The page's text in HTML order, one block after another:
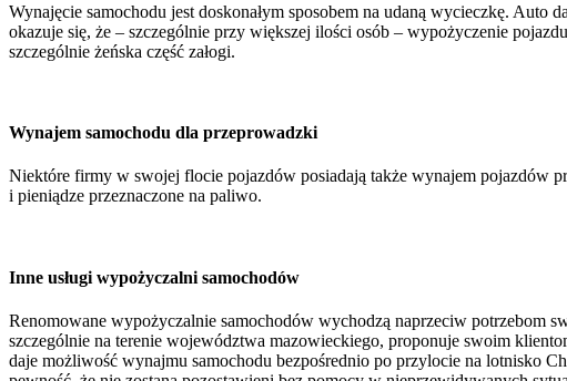
Wynajęcie samochodu jest doskonałym sposobem na udaną wycieczkę.
okazuje się, że – szczególnie przy większej ilości osób – wypożyczenie
szczególnie żeńska część załogi.
Wynajem samochodu dla przeprowadzki
Niektóre firmy w swojej flocie pojazdów posiadają także wynajem pojazdów
i pieniądze przeznaczone na paliwo.
Inne usługi wypożyczalni samochodów
Renomowane wypożyczalnie samochodów wychodzą naprzeciw potrzebom
szczególnie na terenie województwa mazowieckiego, proponuje swoim
daje możliwość wynajmu samochodu bezpośrednio po przylocie na lotnisko